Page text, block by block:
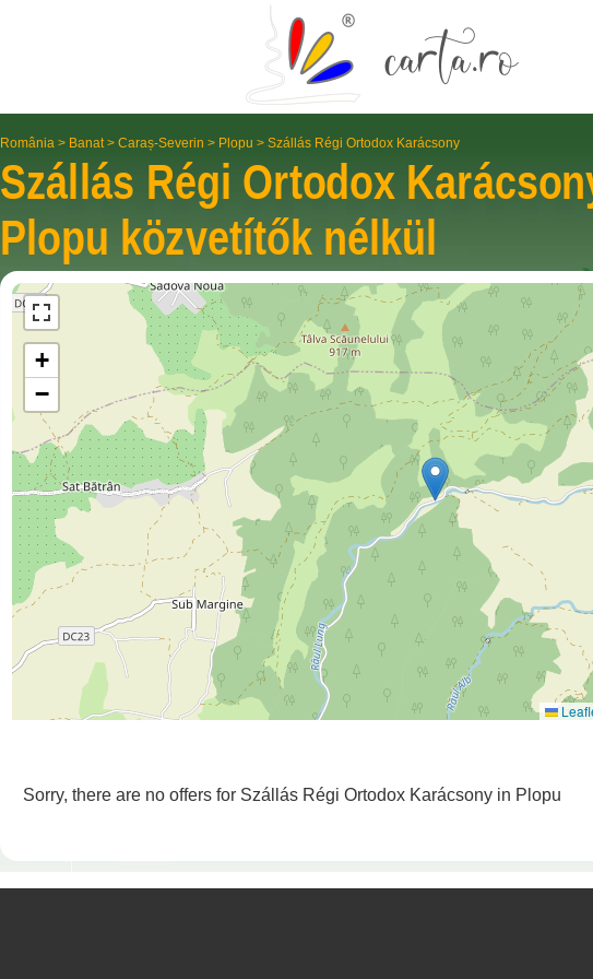
România > Banat> Caraș-Severin > Plopu > Szállás Régi Ortodox Karácsony
Szállás Régi Ortodox
Plopu közvetítők nélkül
+
−
Sorry, there are no offers for Szállás Régi Ortodox Karácsony in Plopu